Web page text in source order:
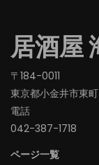
居酒屋
〒184-0011
東京都小金井市東
電話
042-387-1718‬
ページ一覧